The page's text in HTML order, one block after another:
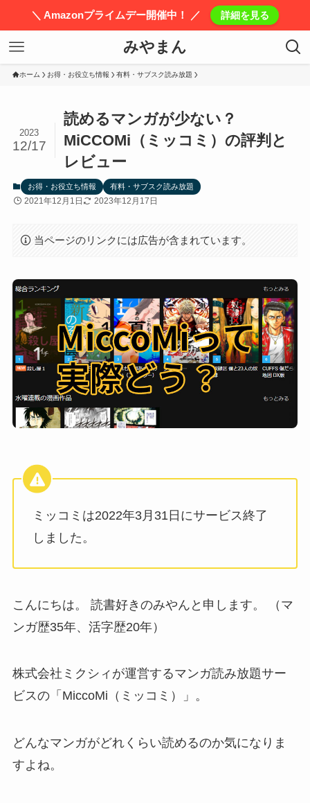
＼ Amazonプライムデー開催中！ ／ 詳細を見る
みやまん
ホーム お得・お役立ち情報 有料・サブスク読み放題
読めるマンガが少ない？
MiCCOMi（ミッコミ）の評判と
レビュー
2023
12/17
お得・お役立ち情報 有料・サブスク読み放題
2021年12月1日 2023年12月17日
当ページのリンクには広告が含まれています。
ミッコミは2022年3月31日にサービス終了
しました。
こんにちは。 読書好きのみやんと申します。 （マ
ンガ歴35年、活字歴20年）
株式会社ミクシィが運営するマンガ読み放題サー
ビスの「MiccoMi（ミッコミ）」。
どんなマンガがどれくらい読めるのか気になりま
すよね。